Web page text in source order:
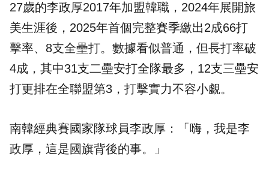
27歲的李政厚2017年加盟韓職，2024年展開旅
美生涯後，2025年首個完整賽季繳出2成66打
擊率、8支全壘打。數據看似普通，但長打率破
4成，其中31支二壘安打全隊最多，12支三壘安
打更排在全聯盟第3，打擊實力不容小覷。
南韓經典賽國家隊球員李政厚：「嗨，我是李
政厚，這是國旗背後的事。」